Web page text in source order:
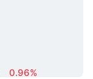
0.96%